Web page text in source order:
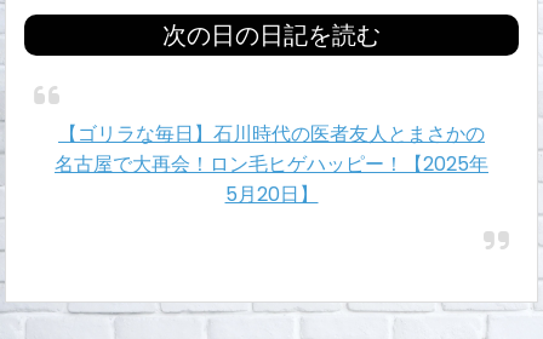
次の日の日記を読む
【ゴリラな毎日】石川時代の医者友人とまさかの
名古屋で大再会！ロン毛ヒゲハッピー！【2025年
5月20日】